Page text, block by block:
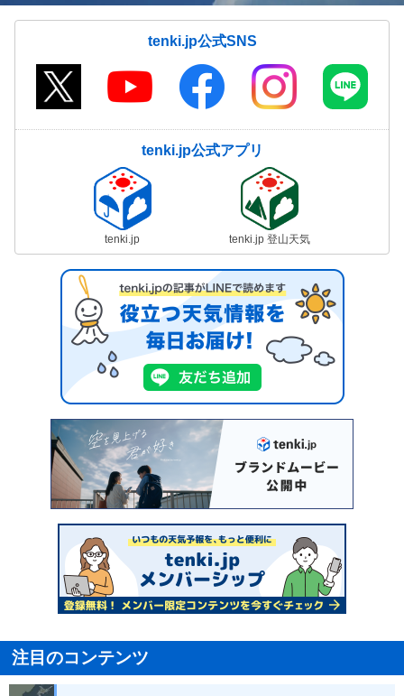
tenki.jp公式SNS
tenki.jp公式アプリ
tenki.jp tenki.jp 登山天気
注目のコンテンツ